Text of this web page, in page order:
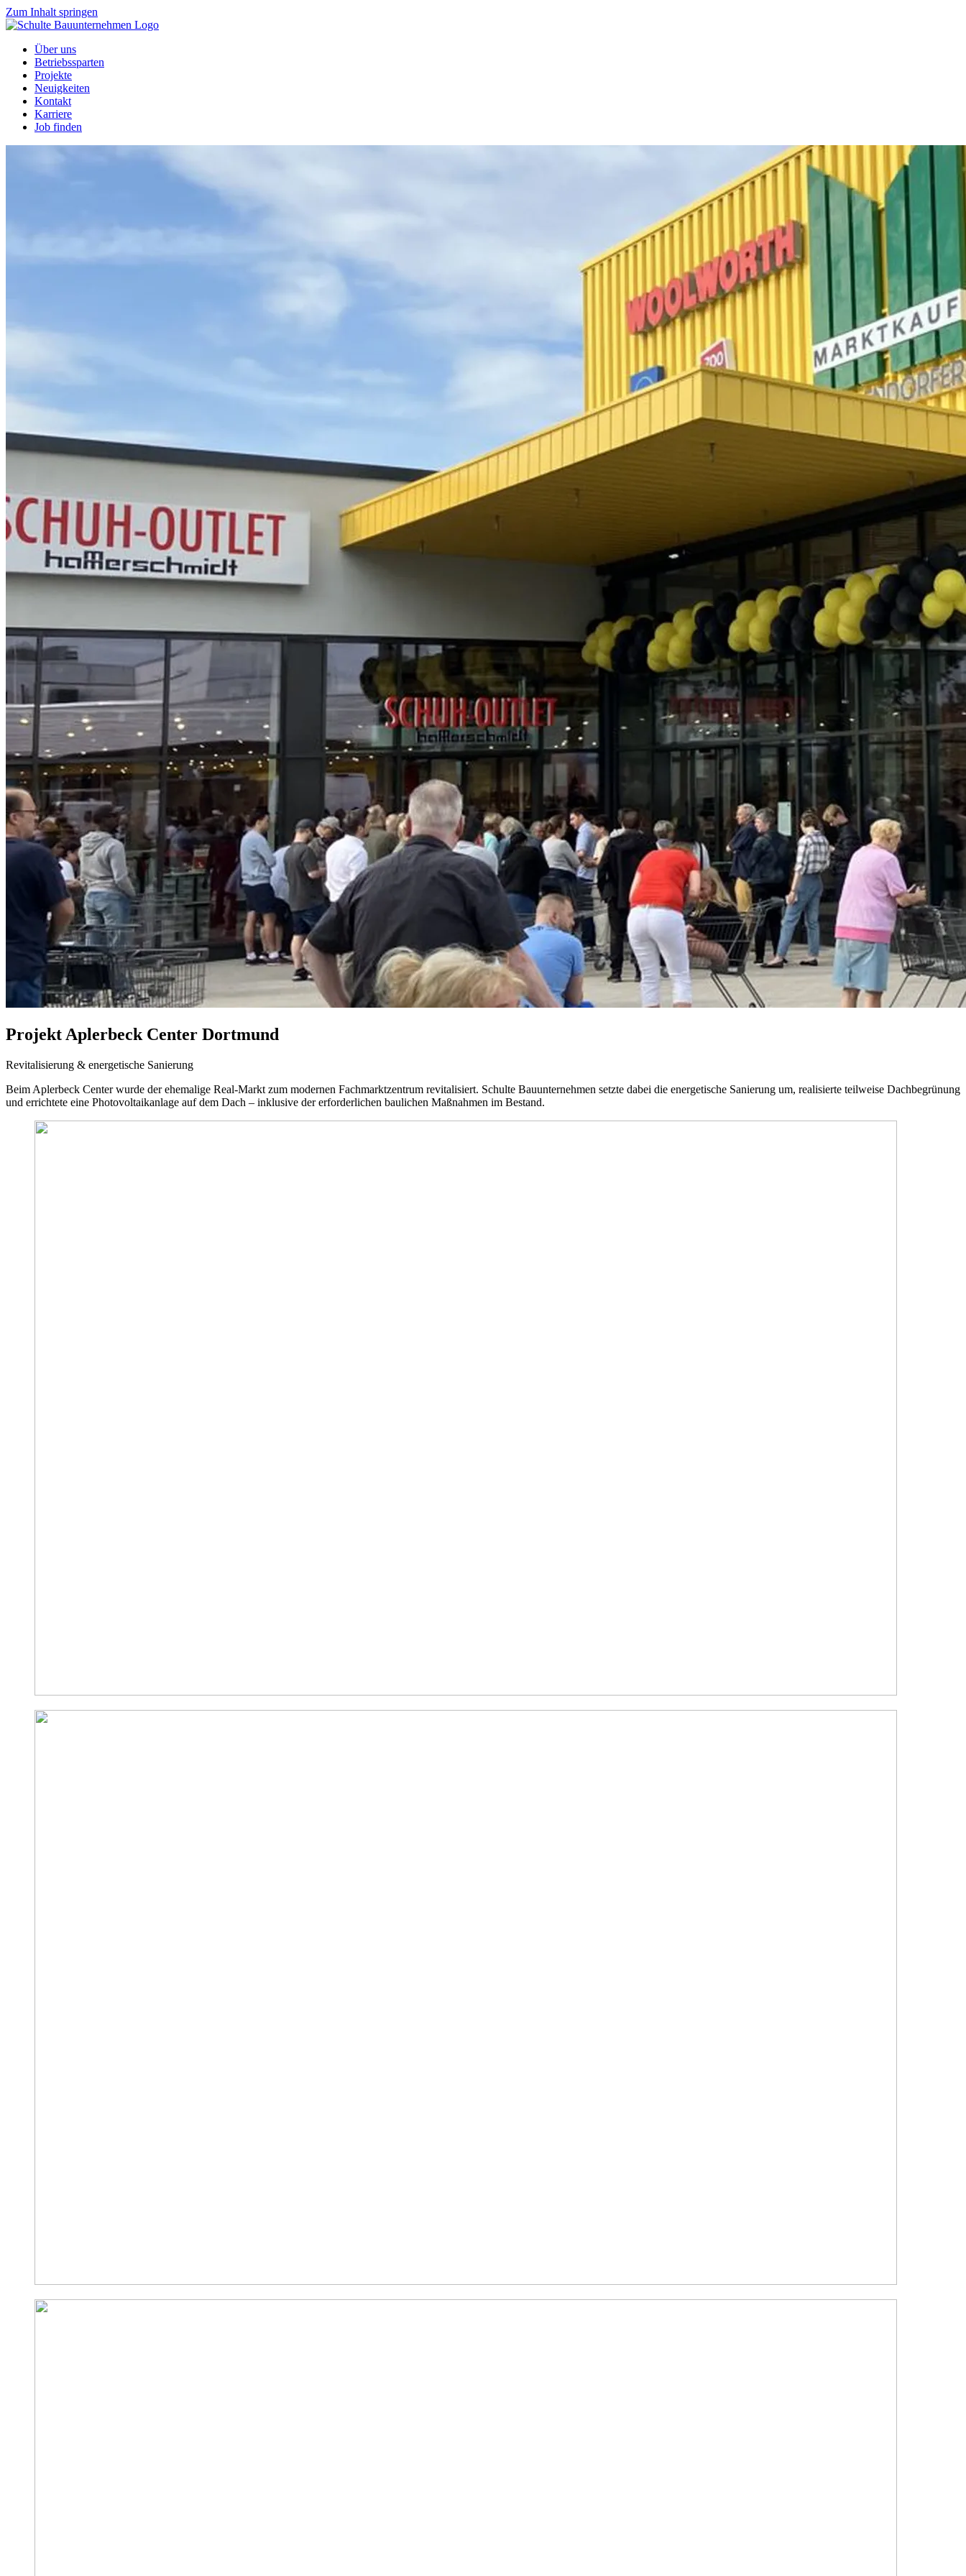
Zum Inhalt springen
Über uns
Betriebssparten
Projekte
Neuigkeiten
Kontakt
Karriere
Job finden
Projekt Aplerbeck Center Dortmund
Revitalisierung & energetische Sanierung
Beim Aplerbeck Center wurde der ehemalige Real-Markt zum modernen Fachmarktzentrum revitalisiert. Schulte Bauunternehmen setzte dabei die energetische Sanierung um, realisierte teilweise Dachbegrünung
und errichtete eine Photovoltaikanlage auf dem Dach – inklusive der erforderlichen baulichen Maßnahmen im Bestand.